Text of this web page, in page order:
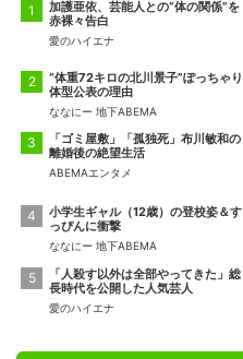
加護亜依、芸能人との“体の関係”を
赤裸々告白
愛のハイエナ
“体重72キロの北川景子”ぽっちゃり
体型公表の理由
ななにー 地下ABEMA
「ゴミ屋敷」「孤独死」布川敏和の
離婚後の絶望生活
ABEMAエンタメ
小学生ギャル（12歳）の登校姿＆す
っぴんに衝撃
ななにー 地下ABEMA
「人殺す以外は全部やってきた」総
長時代を公開した人気芸人
愛のハイエナ